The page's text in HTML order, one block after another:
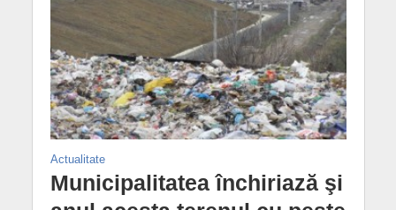
Actualitate
Municipalitatea închiriază şi